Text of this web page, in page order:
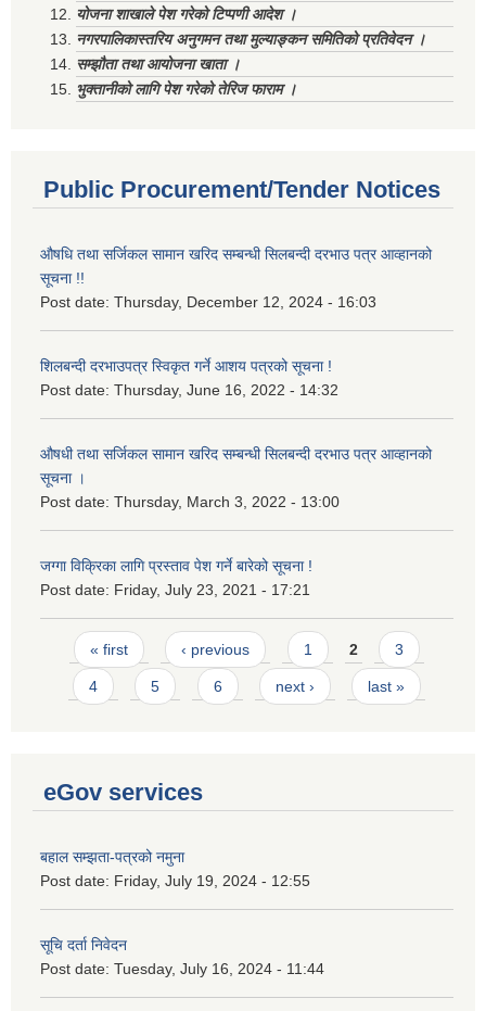
योजना शाखाले पेश गरेको टिप्पणी आदेश ।
नगरपालिकास्तरिय अनुगमन तथा मुल्याङ्कन समितिको प्रतिवेदन ।
सम्झौता तथा आयोजना खाता ।
भुक्तानीको लागि पेश गरेको तेरिज फाराम ।
Public Procurement/Tender Notices
औषधि तथा सर्जिकल सामान खरिद सम्बन्धी सिलबन्दी दरभाउ पत्र आव्हानको
सूचना !!
Post date: Thursday, December 12, 2024 - 16:03
शिलबन्दी दरभाउपत्र स्विकृत गर्ने आशय पत्रको सूचना !
Post date: Thursday, June 16, 2022 - 14:32
औषधी तथा सर्जिकल सामान खरिद सम्बन्धी सिलबन्दी दरभाउ पत्र आव्हानको
सूचना ।
Post date: Thursday, March 3, 2022 - 13:00
जग्गा विक्रिका लागि प्रस्ताव पेश गर्ने बारेको सूचना !
Post date: Friday, July 23, 2021 - 17:21
Pages
« first ‹ previous 1 2 3
4 5 6 next › last »
eGov services
बहाल सम्झता-पत्रको नमुना
Post date: Friday, July 19, 2024 - 12:55
सूचि दर्ता निवेदन
Post date: Tuesday, July 16, 2024 - 11:44